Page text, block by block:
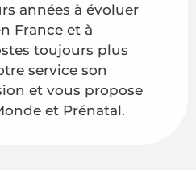
années à évoluer
France et à
toujours plus
service son
et vous propose
et Prénatal.